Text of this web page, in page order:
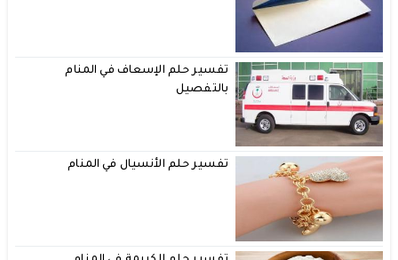
تفسير حلم الإسعاف في المنام
بالتفصيل
تفسير حلم الأنسيال في المنام